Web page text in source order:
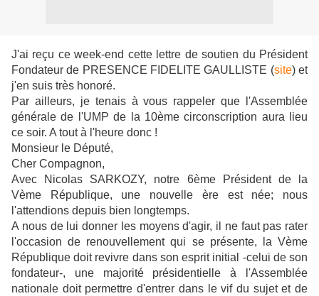
J'ai reçu ce week-end cette lettre de soutien du Président
Fondateur de PRESENCE FIDELITE GAULLISTE (site) et
j'en suis très honoré.
Par ailleurs, je tenais à vous rappeler que l'Assemblée
générale de l'UMP de la 10ème circonscription aura lieu
ce soir. A tout à l'heure donc !
Monsieur le Député,
Cher Compagnon,
Avec Nicolas SARKOZY, notre 6ème Président de la
Vème République, une nouvelle ère est née; nous
l'attendions depuis bien longtemps.
A nous de lui donner les moyens d'agir, il ne faut pas rater
l'occasion de renouvellement qui se présente, la Vème
République doit revivre dans son esprit initial -celui de son
fondateur-, une majorité présidentielle à l'Assemblée
nationale doit permettre d'entrer dans le vif du sujet et de